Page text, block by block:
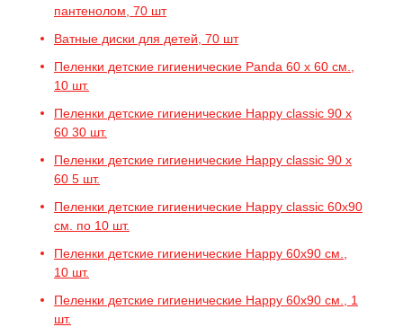
пантенолом, 70 шт
Ватные диски для детей, 70 шт
Пеленки детские гигиенические Panda 60 x 60 см.,
10 шт.
Пеленки детские гигиенические Happy classic 90 х
60 30 шт.
Пеленки детские гигиенические Happy classic 90 х
60 5 шт.
Пеленки детские гигиенические Happy classic 60x90
см. по 10 шт.
Пеленки детские гигиенические Happy 60x90 см.,
10 шт.
Пеленки детские гигиенические Happy 60x90 см., 1
шт.